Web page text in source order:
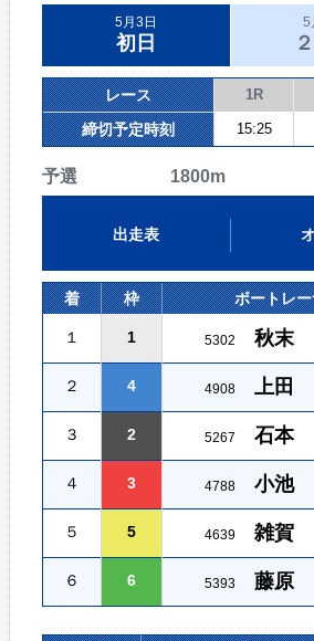
5月3日
初日
5
レース 1R
締切予定時刻 15:25
予選 1800m
出走表
着 枠 ボートレ
１ 1 5302 秋
２ 4 4908 上
３ 2 5267 石
４ 3 4788 小
５ 5 4639 雑
６ 6 5393 藤